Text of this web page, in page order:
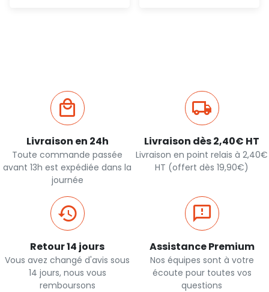
Livraison en 24h
Toute commande passée
avant 13h est expédiée dans la
journée
Livraison dès 2,40€ HT
Livraison en point relais à 2,40€
HT (offert dès 19,90€)
Retour 14 jours
Vous avez changé d'avis sous
14 jours, nous vous
remboursons
Assistance Premium
Nos équipes sont à votre
écoute pour toutes vos
questions